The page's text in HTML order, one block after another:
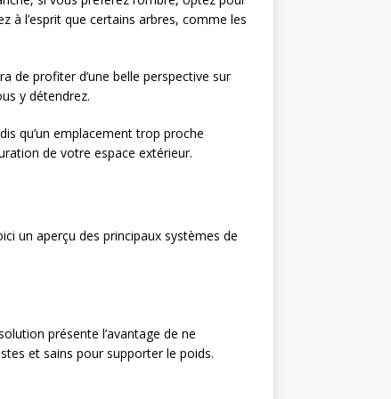
à l’esprit que certains arbres, comme les
de profiter d’une belle perspective sur
y détendrez.
qu’un emplacement trop proche
de votre espace extérieur.
un aperçu des principaux systèmes de
présente l’avantage de ne
et sains pour supporter le poids.